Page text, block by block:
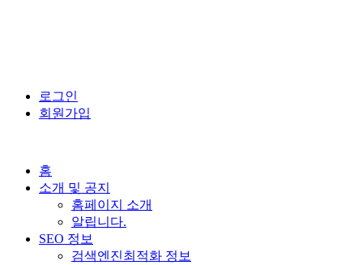
로그인
회원가입
홈
소개 및 공지
홈페이지 소개
알립니다.
SEO 정보
검색엔진최적화 정보